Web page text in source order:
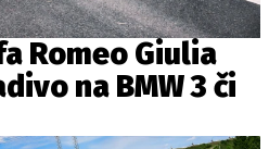
Romeo Giulia
na BMW 3 či